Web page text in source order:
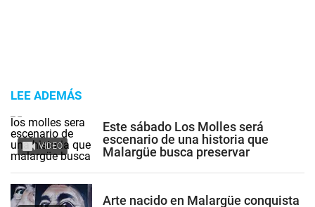
LEE ADEMÁS
VIDEO
Este sábado Los Molles será
escenario de una historia que
Malargüe busca preservar
Arte nacido en Malargüe conquista